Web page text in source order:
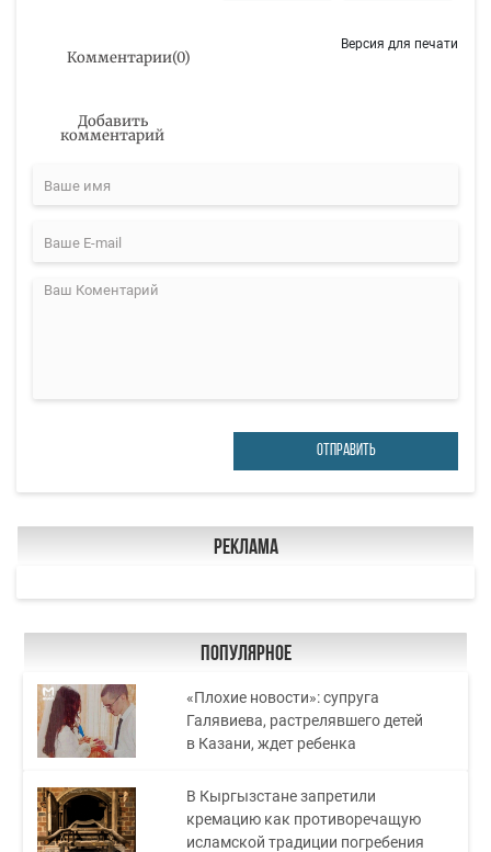
Комментарии(0)
Версия для печати
Добавить
комментарий
ОТПРАВИТЬ
Реклама
Популярное
«Плохие новости»: супруга
Галявиева, растрелявшего детей
в Казани, ждет ребенка
В Кыргызстане запретили
кремацию как противоречащую
исламской традиции погребения